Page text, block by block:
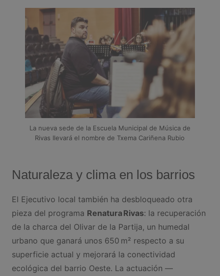
La nueva sede de la Escuela Municipal de Música de
Rivas llevará el nombre de Txema Cariñena Rubio
Naturaleza y clima en los barrios
El Ejecutivo local también ha desbloqueado otra
pieza del programa Renatura Rivas: la recuperación
de la charca del Olivar de la Partija, un humedal
urbano que ganará unos 650 m² respecto a su
superficie actual y mejorará la conectividad
ecológica del barrio Oeste. La actuación —